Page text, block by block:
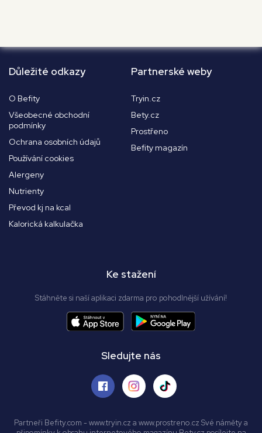
Důležité odkazy
O Befity
Všeobecné obchodní
podmínky
Ochrana osobních údajů
Používání cookies
Alergeny
Nutrienty
Převod kj na kcal
Kalorická kalkulačka
Partnerské weby
Tryin.cz
Bety.cz
Prostřeno
Befity magazín
Ke stažení
Stáhněte si naší aplikaci zdarma pro pohodlnější užívání!
Sledujte nás
Partneři Befity.com - www.tryin.cz a www.prostreno.cz Své náměty a